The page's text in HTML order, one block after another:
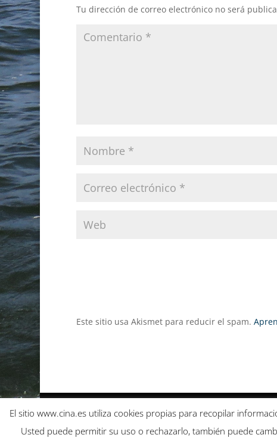
Tu dirección de correo electrónico no será
Este sitio usa Akismet para reducir el spam.
Política de cookies Política de privacidad
Aceptación de responsabilidad de cesión
El sitio www.cina.es utiliza cookies propias para recopilar
Usted puede permitir su uso o rechazarlo, también puede